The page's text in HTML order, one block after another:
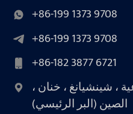
+86-199 1373 9708
+86-199 1373 9708
+86-182 3877 6721
، شينشيانغ ، خنان ،
الصين (البر الرئيسي)